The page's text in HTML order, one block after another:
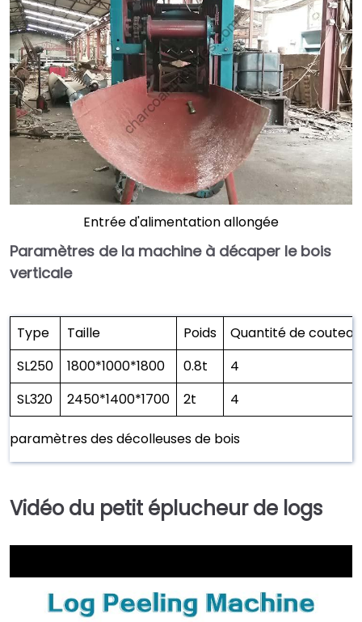
Entrée d'alimentation allongée
Paramètres de la machine à décaper le bois
verticale
Type Taille Poids
Quantité de
SL250
1800*1000*1800 0.8t
4
SL320
2450*1400*1700 2t 4
paramètres des décolleuses de bois
Vidéo du petit éplucheur de logs